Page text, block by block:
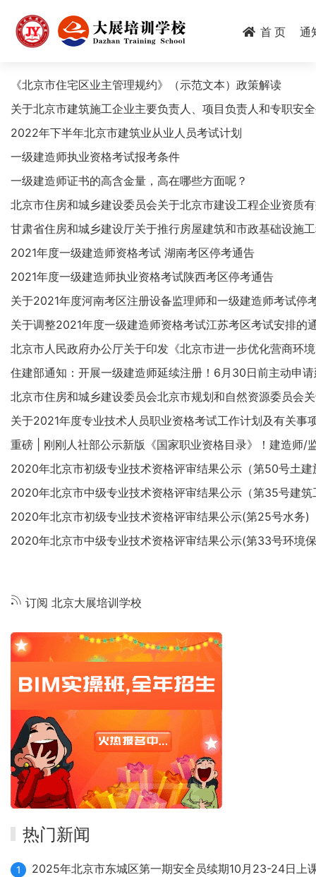
首 页 通
《北京市住宅区业主管理规约》（示范文本）政策解读
关于北京市建筑施工企业主要负责人、项目负责人和专职安
2022年下半年北京市建筑业从业人员考试计划
一级建造师执业资格考试报考条件
一级建造师证书的高含金量，高在哪些方面呢？
北京市住房和城乡建设委员会关于北京市建设工程企业资质
甘肃省住房和城乡建设厅关于推行房屋建筑和市政基础设施
2021年度一级建造师资格考试 湖南考区停考通告
2021年度一级建造师执业资格考试陕西考区停考通告
关于2021年度河南考区注册设备监理师和一级建造师考试停
关于调整2021年度一级建造师资格考试江苏考区考试安排的
北京市人民政府办公厅关于印发《北京市进一步优化营商环
住建部通知：开展一级建造师延续注册！6月30日前主动申
北京市住房和城乡建设委员会北京市规划和自然资源委员会
关于2021年度专业技术人员职业资格考试工作计划及有关事
重磅 | 刚刚人社部公示新版《国家职业资格目录》！建造师/
2020年北京市初级专业技术资格评审结果公示（第50号土建
2020年北京市中级专业技术资格评审结果公示（第35号建筑
2020年北京市初级专业技术资格评审结果公示(第25号水务)
2020年北京市中级专业技术资格评审结果公示(第33号环境
页
订阅 北京大展培训学校
热门新闻
1 2025年北京市东城区第一期安全员续期10月23-24日上